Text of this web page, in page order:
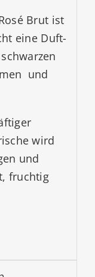
Brut ist
eine Duft-
und
wird
und
fruchtig